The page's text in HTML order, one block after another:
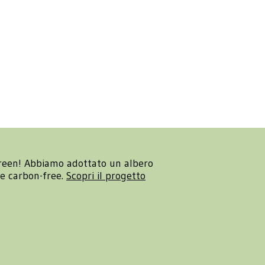
Abbiamo adottato un albero
carbon-free. Scopri il progetto